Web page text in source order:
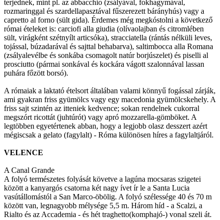
terjednek, mint pl. az abbacchio (zsályával, fokhagymával,
rozmaringgal és szardellapasztával fűszerezett bárányhús) vagy a
capretto al forno (sült gida). Érdemes még megkóstolni a következő
római ételeket is: carciofi alla giudia (olívaolajban és citromlében
sült, virágként szétnyílt articsóka), stracciatella (rántás nélküli leves,
tojással, búzadarával és sajttal behabarva), saltimbocca alla Romana
(zsályalevélbe és sonkába csomagolt natúr borjúszelet) és piselli al
prosciutto (pármai sonkával és kockára vágott szalonnával lassan
puhára főzött borsó).
A rómaiak a laktató ételsort általában valami könnyű fogással zárják,
ami gyakran friss gyümölcs vagy egy macedonia gyümölcskehely. A
friss sajt szintén az itteniek kedvence; sokan rendelnek cukorral
megszórt ricottát (juhtúrót) vagy apró mozzarella-gömböket. A
legtöbben egyetértenek abban, hogy a legjobb olasz desszert azért
mégiscsak a gelato (fagylalt) - Róma különösen híres a fagylaltjáról.
VELENCE
A Canal Grande
A folyó természetes folyását követve a lagúna mocsaras szigetei
között a kanyargós csatorna két nagy ívet ír le a Santa Lucia
vasútállomástól a San Marco-öbölig. A folyó szélessége 40 és 70 m
között van, legnagyobb mélysége 5,5 m. Három híd - a Scalzi, a
Rialto és az Accademia - és hét traghetto(komphajó-) vonal szeli át.